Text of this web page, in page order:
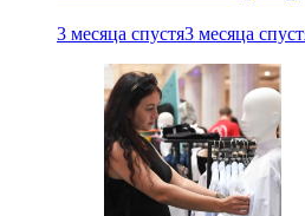
3 месяца спустя3 месяца